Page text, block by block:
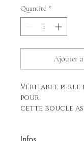
Quantité *
Ajouter
Véritable perle
pour
cette boucle